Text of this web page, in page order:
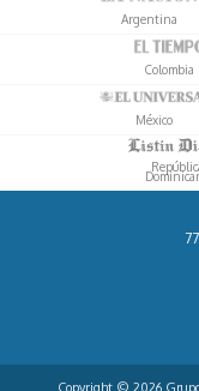
Argentina
Colombia
México